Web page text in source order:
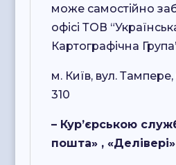
може самостійно
офісі ТОВ
Картографічна
м. Київ, вул.
310
– Кур’єрською
пошта» , «Делівері»